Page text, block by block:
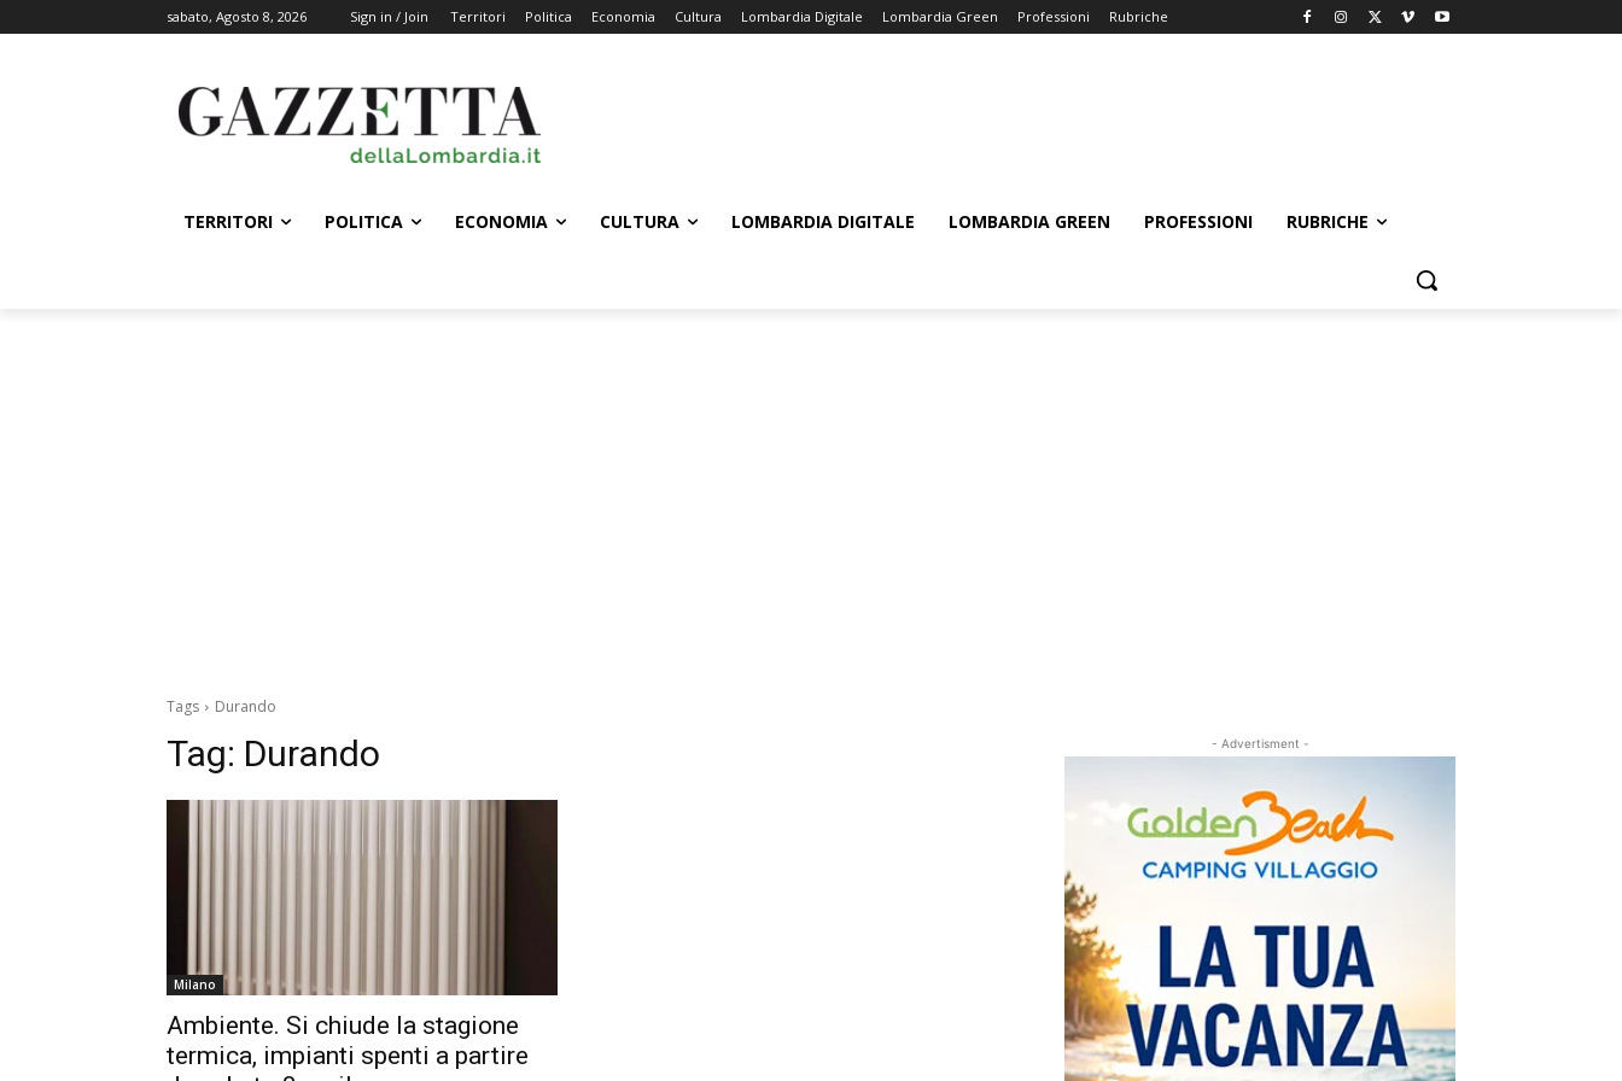
sabato, Agosto 8, 2026 Sign in / Join Territori Politica Economia Cultura Lombardia Digitale Lombardia Green Professioni Rubriche
TERRITORI POLITICA ECONOMIA CULTURA LOMBARDIA DIGITALE LOMBARDIA GREEN PROFESSIONI RUBRICHE
Tags Durando
Tag: Durando
Milano
Ambiente. Si chiude la stagione
termica, impianti spenti a partire
- Advertisment -